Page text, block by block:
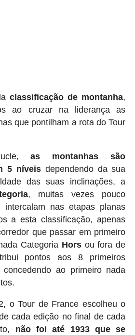
classificação de montanha,
ao cruzar na liderança as
que pontilham a rota do Tour
as montanhas são
5 níveisdependendo da sua
das suas inclinações, a
, muitas vezes pouco
intercalam nas etapas planas
a esta classificação, apenas
que passar em primeiro
Categoria Horsou fora de
pontos aos 8 primeiros
ao primeiro nada
o Tour de France escolheu o
cada edição no final de cada
não foi até 1933 que se